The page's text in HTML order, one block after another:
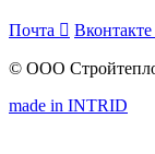
Почта  Вконтакте
© ООО
made in INTRID